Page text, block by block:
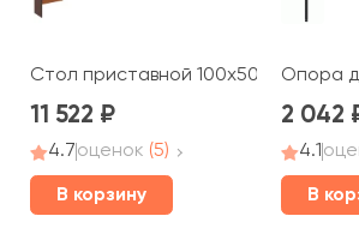
Стол приставной 100x50x66 ДР 165
11 522
4.7оценок (5)
В корзину
Опора
2 042
4.1
В